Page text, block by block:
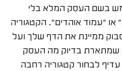
בשם העסק המלא בלי
או "עמוד אוהדים". הקטגוריה
ממיינת את הדף שלך ועל
שמתארת בדיוק מה העסק
לבחור קטגוריה רחבה